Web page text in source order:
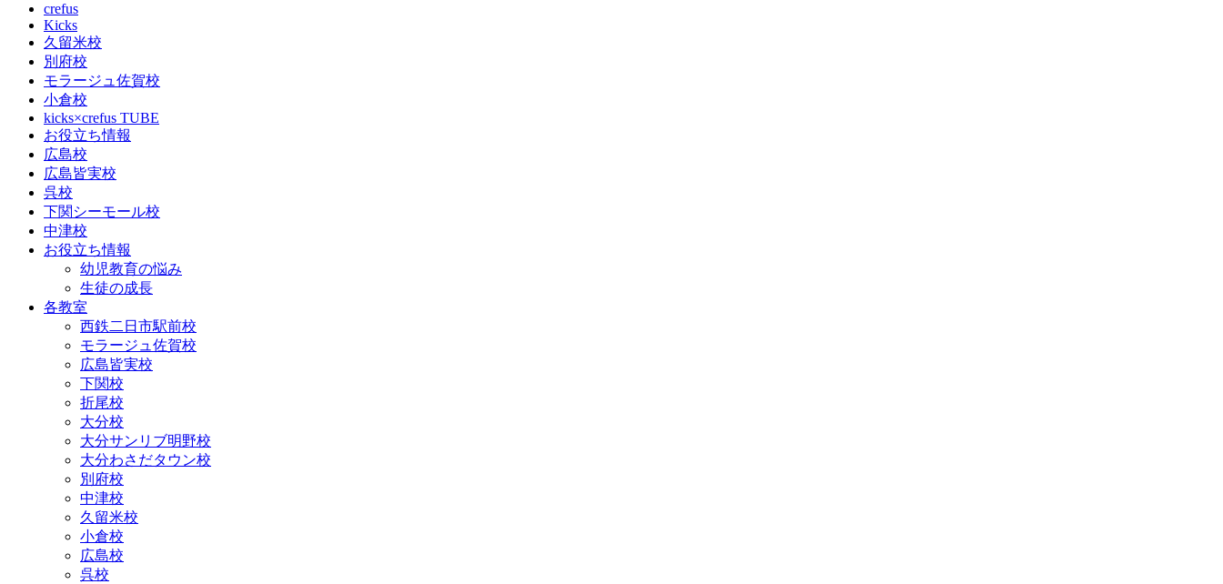
crefus
Kicks
久留米校
別府校
モラージュ佐賀校
小倉校
kicks×crefus TUBE
お役立ち情報
広島校
広島皆実校
呉校
下関シーモール校
中津校
お役立ち情報
幼児教育の悩み
生徒の成長
各教室
西鉄二日市駅前校
モラージュ佐賀校
広島皆実校
下関校
折尾校
大分校
大分サンリブ明野校
大分わさだタウン校
別府校
中津校
久留米校
小倉校
広島校
呉校